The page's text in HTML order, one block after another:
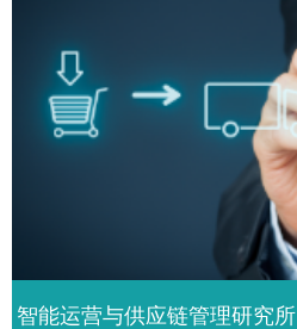
智能运营与供应链管理研究所